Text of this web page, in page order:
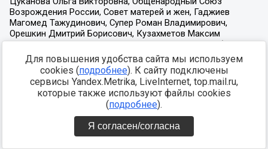
Для повышения удобства сайта мы используем
cookies (подробнее). К сайту подключены
сервисы Yandex.Metrika, LiveInternet, top.mail.ru,
которые также используют файлы cookies
(подробнее).
Я согласен/согласна